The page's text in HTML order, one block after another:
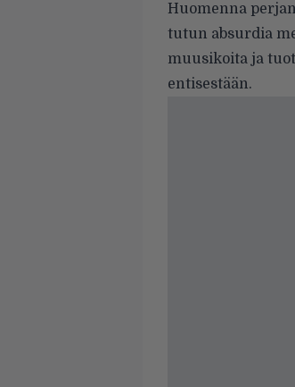
Huomenna
tutun absurdia
muusikoita ja
entisestään.